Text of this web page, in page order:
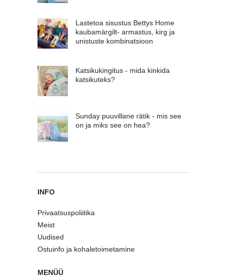
Lastetoa sisustus Bettys Home
kaubamärgilt- armastus, kirg ja
unistuste kombinatsioon
Katsikukingitus - mida kinkida
katsikuteks?
Sunday puuvillane rätik - mis see
on ja miks see on hea?
INFO
Privaatsuspoliitika
Meist
Uudised
Ostuinfo ja kohaletoimetamine
MENÜÜ